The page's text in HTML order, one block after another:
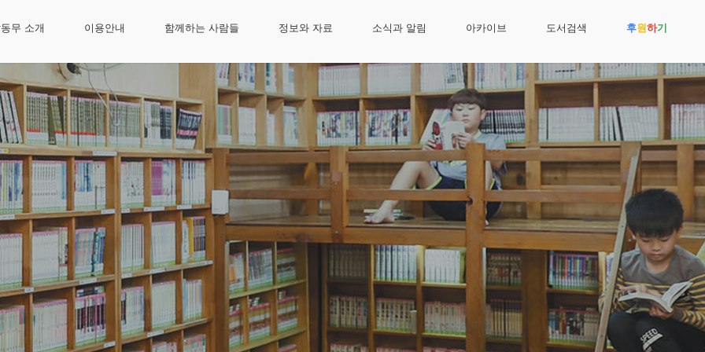
무 소개 이용안내 함께하는 사람들 정보와 자료 소식과 알림 아카이브 도서검색 후 원하 기